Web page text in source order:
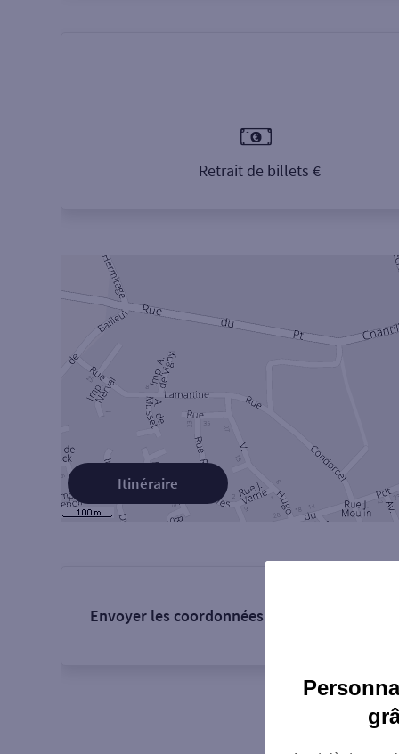
Retrait de billets €
Itinéraire
Envoyer les coordonnées de l'agence :